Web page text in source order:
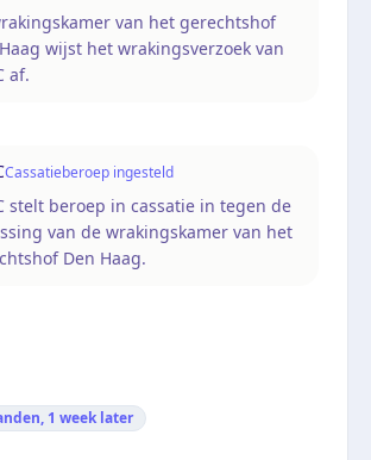
van het gerechtshof
wijst het wrakingsverzoek van
af.
Cassatieberoep ingesteld
stelt beroep in cassatie in tegen de
van de wrakingskamer van het
Den Haag.
1 week later